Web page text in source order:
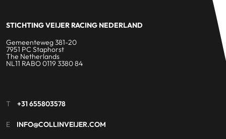
STICHTING VEIJER RACING NEDERLAND
Gemeenteweg 381-20
7951 PC Staphorst
The Netherlands
NL11 RABO 0119 3380 84
T +31 655803578
E INFO@COLLINVEIJER.COM